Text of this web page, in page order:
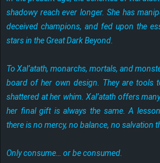
shadowy reach ever longer. She has
deceived champions, and fed upon the
stars in the Great Dark Beyond.
To Xal’atath, monarchs, mortals, and
board of her own design. They are tools
shattered at her whim. Xal’atath offers
her final gift is always the same. A
there is no mercy, no balance, no salvation
Only consume… or be consumed.